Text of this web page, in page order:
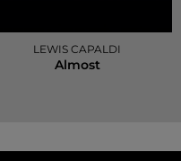
LEWIS CAPALDI
Almost